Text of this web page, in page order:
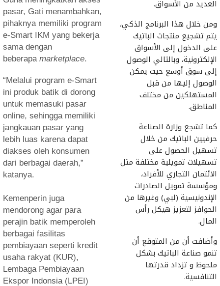
العديد من الأسواق.
ومن خلال هذا البرنامج الذكي،
يتم تشجيع منتجات الباتيك
على الدخول إلى الأسواق
الإلكترونية، وبالتالي الوصول
إلى سوق أوسع حيث يمكن
الوصول إليها من قبل
المستهلكين من مختلف
المناطق.
كما تشجع وزارة الصناعة
حرفيين الباتيك من خلال
تسهيل الحصول على
تسهيلات تمويلية مختلفة مثل
الائتمان التجاري للأفراد،
ومؤسسة تمويل الصادرات
الإندونيسية (لبي) وغيرها من
الحوافز لتعزيز هيكل رأس
المال.
وأضافت أن من المتوقع أن
تنمو صناعة الباتيك بشكل
ملحوظ و تزداد قدرتها
التنافسية.
pasar, Gati menambahkan,
pihaknya memiliki program
e-Smart IKM yang bekerja
sama dengan
beberapa marketplace.
“Melalui program e-Smart
ini produk batik di dorong
untuk memasuki pasar
online, sehingga memiliki
jangkauan pasar yang
lebih luas karena dapat
diakses oleh konsumen
dari berbagai daerah,”
katanya.
Kemenperin juga
mendorong agar para
perajin batik memperoleh
berbagai fasilitas
pembiayaan seperti kredit
usaha rakyat (KUR),
Lembaga Pembiayaan
Ekspor Indonsia (LPEI)